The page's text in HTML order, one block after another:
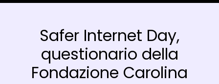
Safer Internet Day,
questionario della
Fondazione Carolina